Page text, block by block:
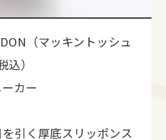
（マッキントッシュ
）
カー
引く厚底スリッポンス